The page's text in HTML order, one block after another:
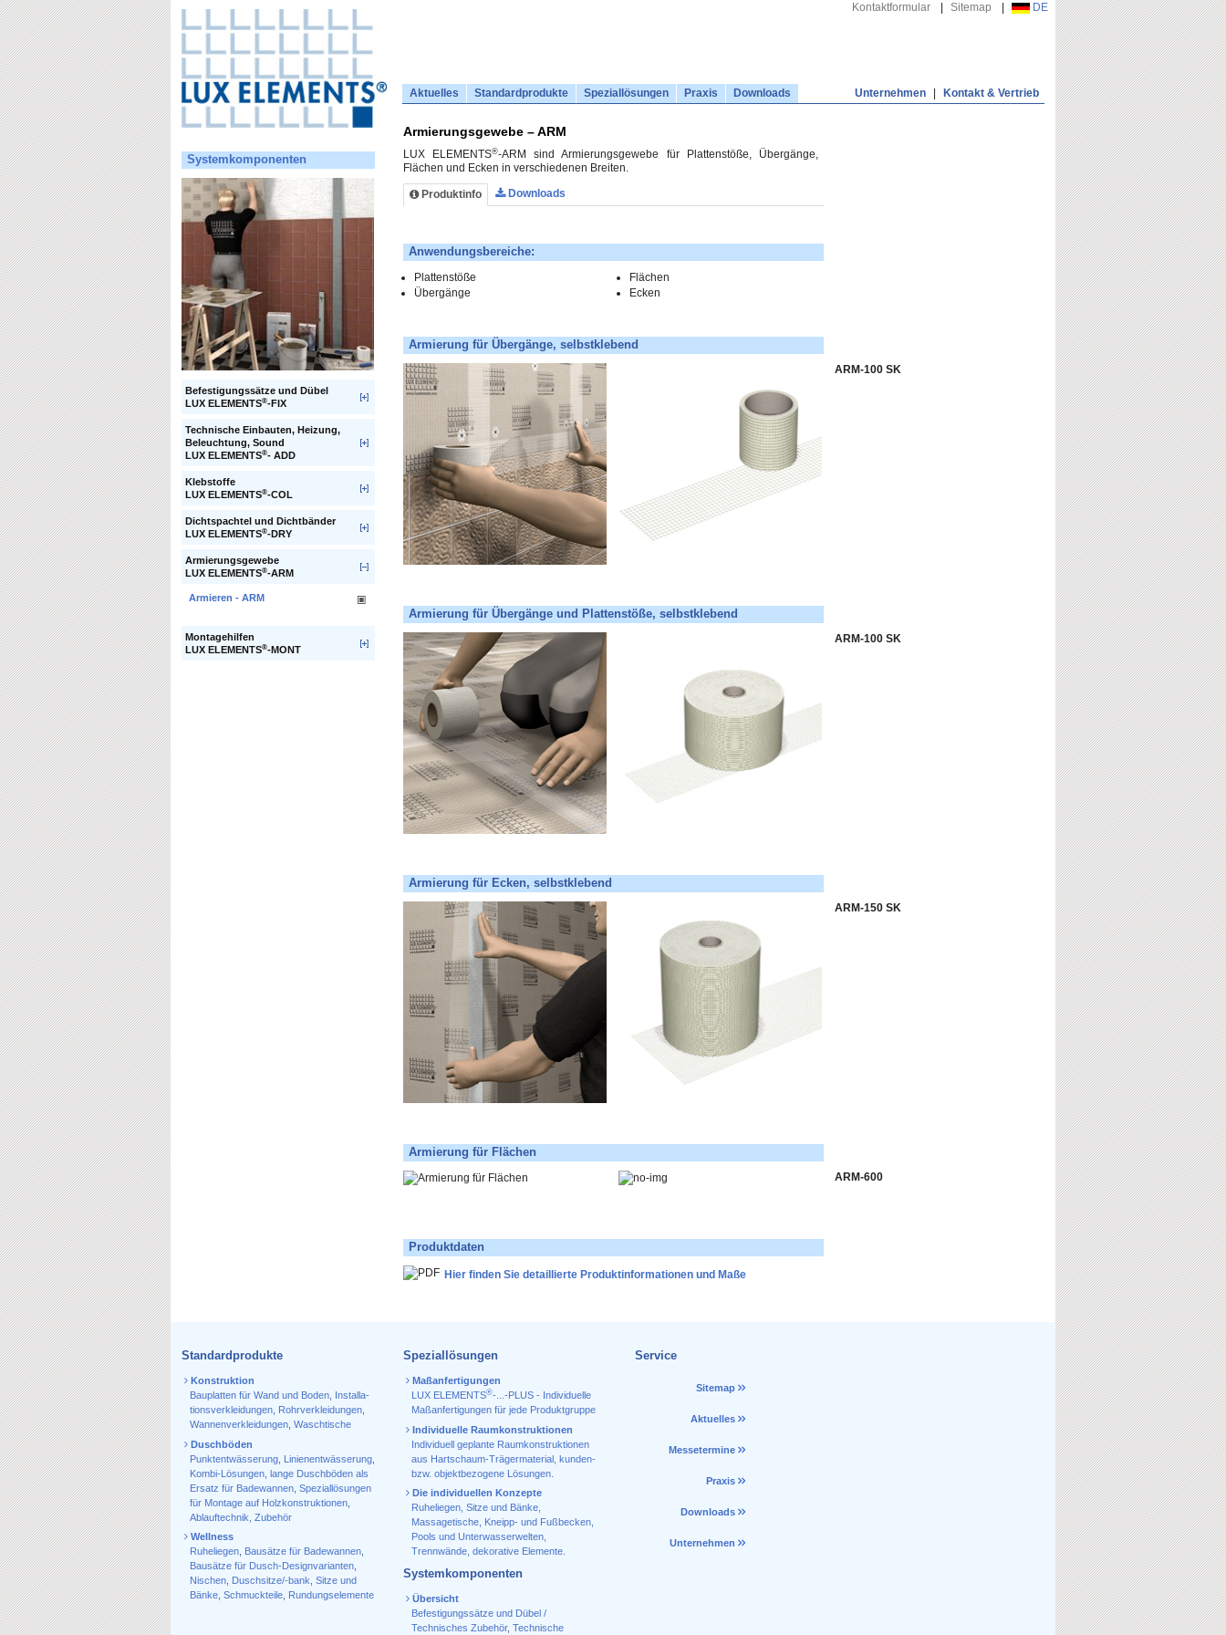
Kontaktformular Sitemap DE
Aktuelles Standardprodukte Speziallösungen Praxis Downloads Unternehmen Kontakt & Vertrieb
Systemkomponenten
Befestigungssätze und Dübel
LUX ELEMENTS®-FIX
Technische Einbauten, Heizung,
Beleuchtung, Sound
LUX ELEMENTS®- ADD
Klebstoffe
LUX ELEMENTS®-COL
Dichtspachtel und Dichtbänder
LUX ELEMENTS®-DRY
Armierungsgewebe
LUX ELEMENTS®-ARM
Armieren - ARM
Montagehilfen
LUX ELEMENTS®-MONT
Armierungsgewebe – ARM
LUX ELEMENTS®-ARM sind Armierungsgewebe für Plattenstöße, Übergänge,
Flächen und Ecken in verschiedenen Breiten.
Produktinfo Downloads
Anwendungsbereiche:
Plattenstöße
Übergänge
Flächen
Ecken
Armierung für Übergänge, selbstklebend
ARM-100 SK
Armierung für Übergänge und Plattenstöße, selbstklebend
ARM-100 SK
Armierung für Ecken, selbstklebend
ARM-150 SK
Armierung für Flächen
ARM-600
Produktdaten
Hier finden Sie detaillierte Produktinformationen und Maße
Standardprodukte
Konstruktion
Bauplatten für Wand und Boden Installa­
tions­verkleidungen Rohr­verkleidungen
Wannen­verkleidungen Waschtische
Duschböden
Punktentwässerung Linienentwässerung
Kombi-Lösungen lange Duschböden als
Ersatz für Badewannen Speziallösungen
für Montage auf Holzkonstruktionen
Ablauf­technik, Zubehör
Wellness
Ruheliegen
Bausätze für Badewannen
Bausätze für Dusch-Designvarianten
Nischen
Duschsitze/-bank Sitze und
Bänke Schmuckteile Rundungselemente
Speziallösungen
Maßanfertigungen
LUX ELEMENTS®-...-PLUS - Individuelle
Maßanfertigungen für jede Produktgruppe
Individuelle Raumkonstruktionen
Individuell geplante Raumkonstruktionen
aus Hartschaum-Trägermaterial, kunden-
bzw. objektbezogene Lösungen.
Die individuellen Konzepte
Ruheliegen, Sitze und Bänke,
Massagetische, Kneipp- und Fußbecken,
Pools und Unterwasserwelten,
Trennwände, dekorative Elemente.
Systemkomponenten
Übersicht
Befestigungssätze und Dübel /
Technisches Zubehör, Technische
Service
Sitemap
Aktuelles
Messetermine
Praxis
Downloads
Unternehmen